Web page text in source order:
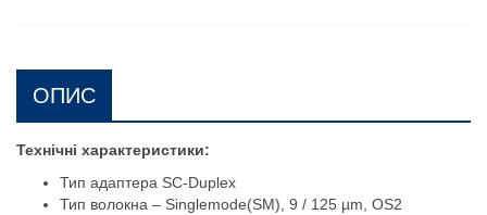
ОПИС
Технічні характеристики:
Тип адаптера SC-Duplex
Тип волокна – Singlemode(SM), 9 / 125 µm, ОS2